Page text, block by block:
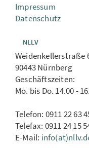
Impressum
Datenschutz
NLLV
Weidenkellerstraße
90443 Nürnberg
Geschäftszeiten:
Mo. bis Do. 14.00 -
Telefon: 0911 22 63
Telefax: 0911 24 15
E-Mail: